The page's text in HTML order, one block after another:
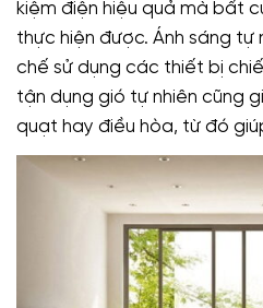
kiệm điện hiệu quả mà bất
thực hiện được. Ánh sáng tự
chế sử dụng các thiết bị
tận dụng gió tự nhiên cũng
quạt hay điều hòa, từ đó